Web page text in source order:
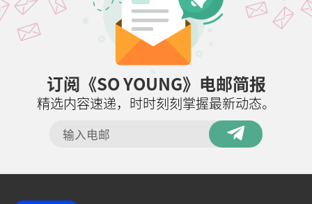
订阅《SO YOUNG》电邮简报
精选内容速递，时时刻刻掌握最新动态。